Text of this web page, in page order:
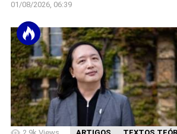
01/08/2026, 06:39